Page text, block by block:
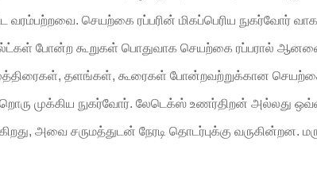
வரம்பற்றவை. செயற்கை ரப்பரின் மிகப்பெரிய
போன்ற கூறுகள் பொதுவாக செயற்கை ரப்பரால்
தளங்கள், கூரைகள் போன்றவற்றுக்கான செயற்கை
முக்கிய நுகர்வோர். லேடெக்ஸ் உணர்திறன் அல்லது
அவை சருமத்துடன் நேரடி தொடர்புக்கு